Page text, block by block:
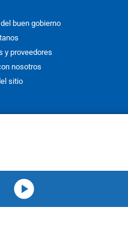
buen gobierno
y proveedores
nosotros
sitio
o parcial, así como su
written permission is